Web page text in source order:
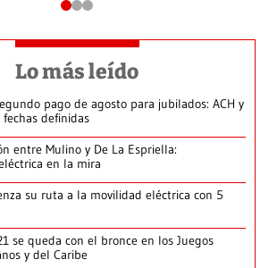
Lo más leído
pago de agosto para jubilados: ACH y
definidas
entre Mulino y De La Espriella:
en la mira
su ruta a la movilidad eléctrica con 5
se queda con el bronce en los Juegos
y del Caribe